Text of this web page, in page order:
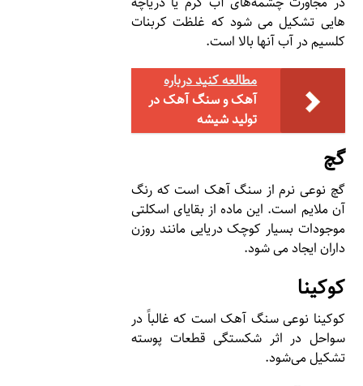
هایی تشکیل می شود که غلظت کربنات
کلسیم در آب آنها بالا است.
مطالعه کنید درباره‌
آهک و سنگ آهک در
تولید شیشه
گچ
گچ نوعی نرم از سنگ آهک است که رنگ
آن ملایم است. این ماده از بقایای اسکلتی
موجودات بسیار کوچک دریایی مانند روزن
داران ایجاد می شود.
کوکینا
کوکینا نوعی سنگ آهک است که غالباً در
سواحل در اثر شکستگی قطعات پوسته
تشکیل می‌شود.